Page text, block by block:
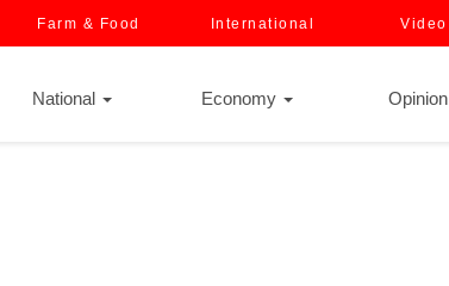
Farm & Food International Video
National Economy Opinion